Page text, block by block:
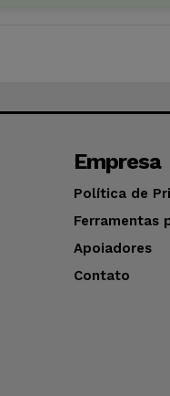
Empresa
Política de
Ferramentas
Apoiadores
Contato